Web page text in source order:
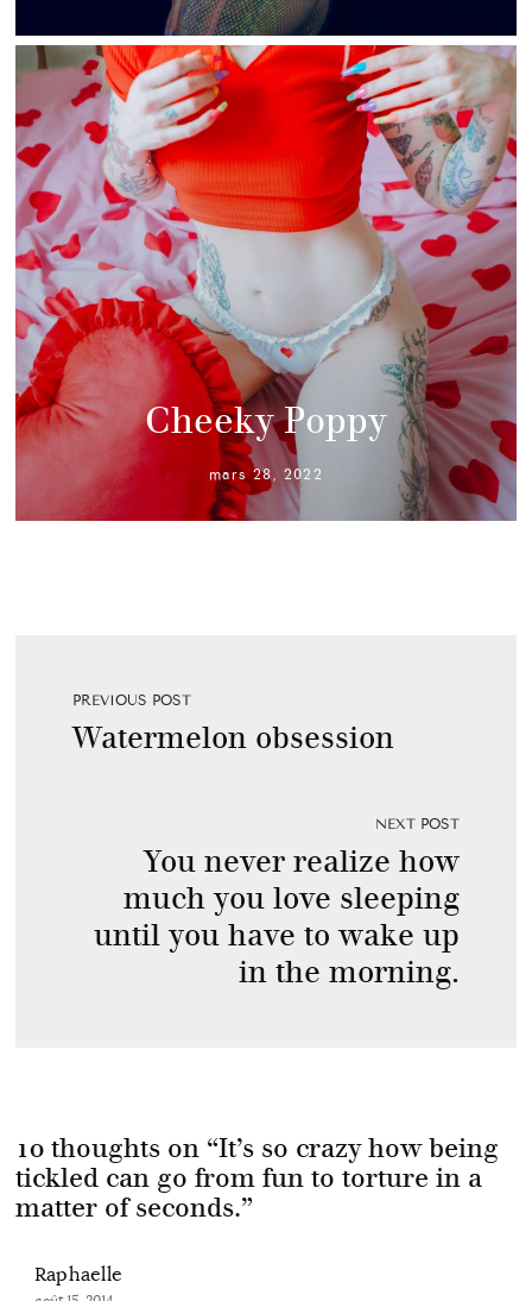
Cheeky Poppy
mars 28, 2022
PREVIOUS POST
Watermelon obsession
NEXT POST
You never realize how
much you love sleeping
until you have to wake up
in the morning.
10 thoughts on “It’s so crazy how being
tickled can go from fun to torture in a
matter of seconds.”
Raphaelle